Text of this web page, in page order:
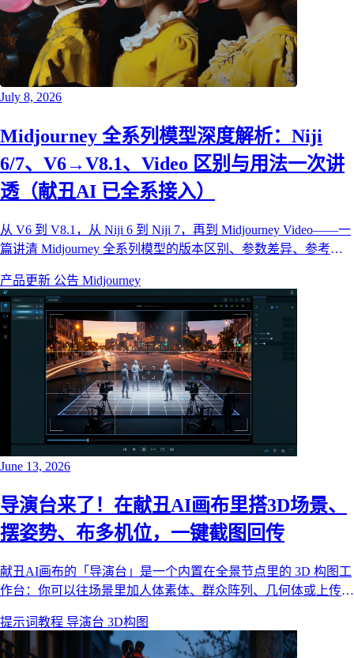
July 8, 2026
Midjourney 全系列模型深度解析：Niji
6/7、V6→V8.1、Video 区别与用法一次讲
透（献丑AI 已全系接入）
从 V6 到 V8.1，从 Niji 6 到 Niji 7，再到 Midjourney Video——一
篇讲清 Midjourney 全系列模型的版本区别、参数差异、参考图
自由切换。
产品更新 公告 Midjourney
June 13, 2026
导演台来了！在献丑AI画布里搭3D场景、
摆姿势、布多机位，一键截图回传
献丑AI画布的「导演台」是一个内置在全景节点里的 3D 构图工
作台：你可以往场景里加人体素体、群众阵列、几何体或上传
背景，最后一键把每个机位截图回传到画布，继续接图生图或视
频。本文基于真实功能，手把手讲清楚导演台怎么用、适合谁、
提示词教程 导演台 3D构图